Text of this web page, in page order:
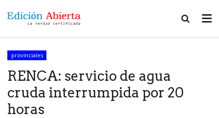
provinciales
RENCA: servicio de agua
cruda interrumpida por 20
horas